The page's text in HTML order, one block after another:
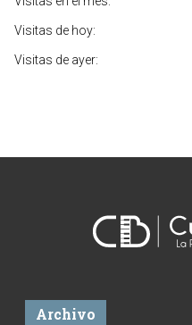
Visitas de hoy:
Visitas de ayer:
Archivo